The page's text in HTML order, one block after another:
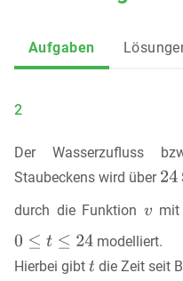
Aufgaben
2
Der Wasserzufluss
Staubeckens wird über
durch die Funktion
mit
modelliert.
Hierbei gibt die Zeit seit